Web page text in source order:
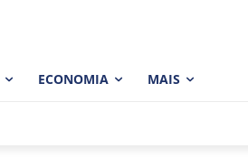
ECONOMIA MAIS